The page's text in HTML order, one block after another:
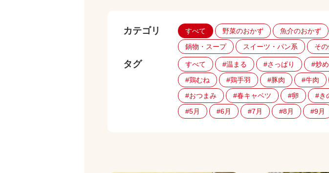
カテゴリ すべて 野菜のおかず 魚介のおかず
鍋物・スープ
スイーツ・パン系 そ
タグ すべて #温まる #さっぱり #炒
#鶏むね
#鶏手羽 #豚肉 #牛肉
#おつまみ
#春キャベツ #卵 #き
#5月
#6月 #7月 #8月 #9月